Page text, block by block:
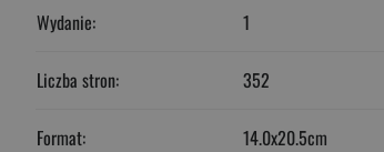
Wydanie: 1
Liczba stron: 352
Format: 14.0x20.5cm